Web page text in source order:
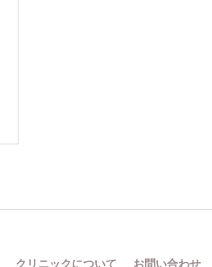
クリニックについて お問い合わせ